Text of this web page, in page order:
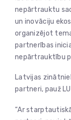
nepārtrauktu
un inovāciju
organizējot
partnerības
nepārtrauktību
Latvijas
partneri, pauž
“Ar